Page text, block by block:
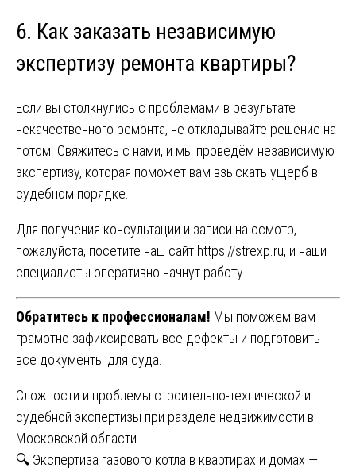
6. Как заказать независимую
экспертизу ремонта квартиры?
Если вы столкнулись с проблемами в результате
некачественного ремонта, не откладывайте решение на
потом. Свяжитесь с нами, и мы проведём независимую
экспертизу, которая поможет вам взыскать ущерб в
судебном порядке.
Для получения консультации и записи на осмотр,
пожалуйста, посетите наш сайт https://strexp.ru, и наши
специалисты оперативно начнут работу.
Обратитесь к профессионалам! Мы поможем вам
грамотно зафиксировать все дефекты и подготовить
все документы для суда.
Навигация
по
записям
Сложности и проблемы строительно-технической и
судебной экспертизы при разделе недвижимости в
Московской области
🔍 Экспертиза газового котла в квартирах и домах —